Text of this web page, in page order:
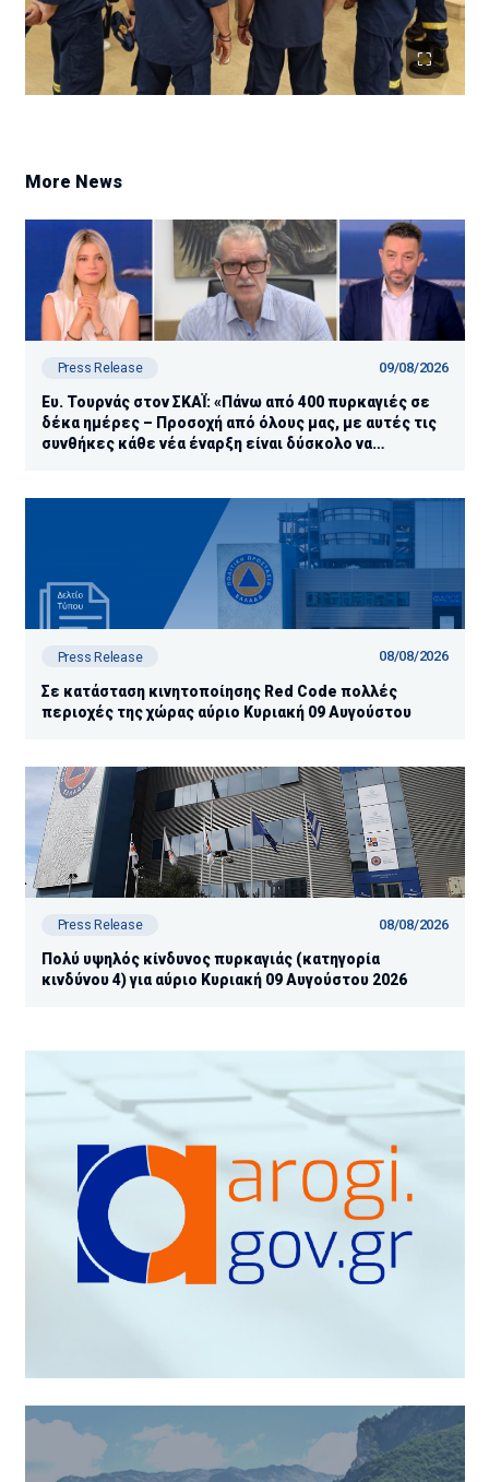
More News
Press Release 09/08/2026
Ευ. Τουρνάς στον ΣΚΑΪ: «Πάνω από 400 πυρκαγιές σε
δέκα ημέρες – Προσοχή από όλους μας, με αυτές τις
συνθήκες κάθε νέα έναρξη είναι δύσκολο να
Press Release 08/08/2026
Σε κατάσταση κινητοποίησης Red Code πολλές
περιοχές της χώρας αύριο Κυριακή 09 Αυγούστου
Press Release 08/08/2026
Πολύ υψηλός κίνδυνος πυρκαγιάς (κατηγορία
κινδύνου 4) για αύριο Κυριακή 09 Αυγούστου 2026